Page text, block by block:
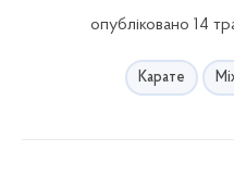
опубліковано 14
Карате